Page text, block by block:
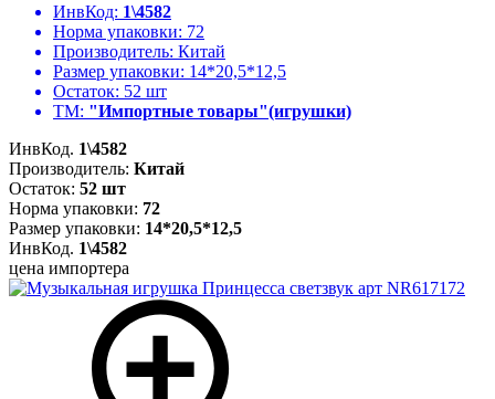
ИнвКод: 1\4582
Норма упаковки: 72
Производитель: Китай
Размер упаковки: 14*20,5*12,5
Остаток: 52 шт
ТМ: "Импортные товары"(игрушки)
ИнвКод. 1\4582
Производитель: Китай
Остаток: 52 шт
Норма упаковки: 72
Размер упаковки: 14*20,5*12,5
ИнвКод. 1\4582
цена импортера